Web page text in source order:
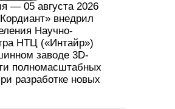
— 05 августа 2026
внедрил
Научно-
НТЦ («Интайр»)
заводе 3D-
полномасштабных
разработке новых